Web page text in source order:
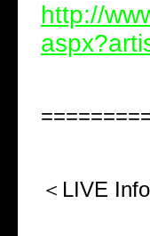
http://
＜LIVE